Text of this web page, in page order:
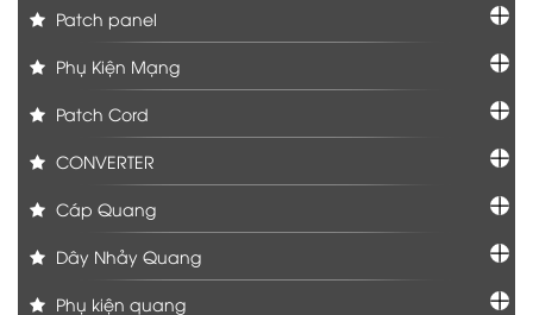
Patch panel
Phụ Kiện Mạng
Patch Cord
CONVERTER
Cáp Quang
Dây Nhảy Quang
Phụ kiện quang